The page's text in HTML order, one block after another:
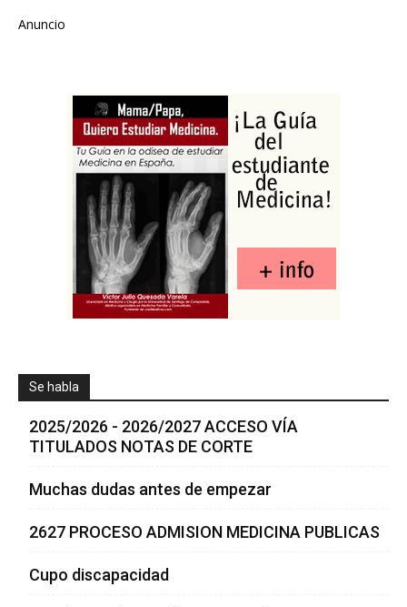
Anuncio
Se habla
2025/2026 - 2026/2027 ACCESO VÍA
TITULADOS NOTAS DE CORTE
Muchas dudas antes de empezar
2627 PROCESO ADMISION MEDICINA PUBLICAS
Cupo discapacidad